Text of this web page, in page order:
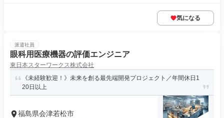
気になる
派遣社員
眼科用医療機器の評価エンジニア
東日本スターワークス株式会社
《未経験歓迎！》未来を創る最先端開発プロジェクト／年間休日1
20日以上
福島県会津若松市